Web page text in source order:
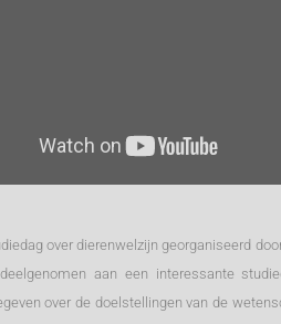
over dierenwelzijn georganiseerd
aan een interessante
over de doelstellingen van de